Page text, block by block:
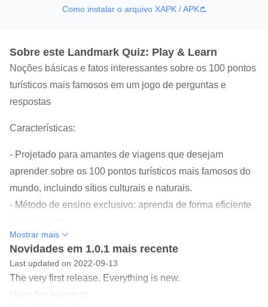
Como instalar o arquivo XAPK / APK
Sobre este Landmark Quiz: Play & Learn
Noções básicas e fatos interessantes sobre os 100 pontos
turísticos mais famosos em um jogo de perguntas e
respostas
Características:
- Projetado para amantes de viagens que desejam
aprender sobre os 100 pontos turísticos mais famosos do
mundo, incluindo sítios culturais e naturais.
- Método de ensino exclusivo: aprenda de forma eficiente
- Mais de 900 perguntas em mais de 90 níveis ajudam
você a aprender não apenas o básico (nomes e locais),
mas também os detalhes e fatos interessantes sobre os
pontos turísticos.
Mostrar mais
Novidades em 1.0.1 mais recente
Last updated on 2022-09-13
The very first release. Everything is new.
Have fun learning!